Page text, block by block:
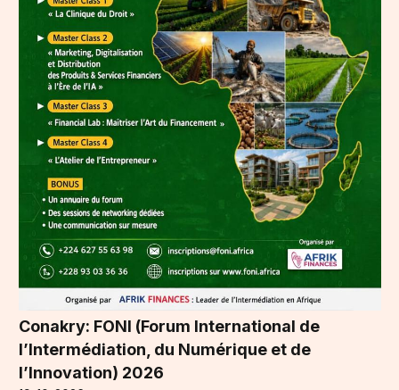
Conakry: FONI (Forum International de
l’Intermédiation, du Numérique et de
l’Innovation) 2026